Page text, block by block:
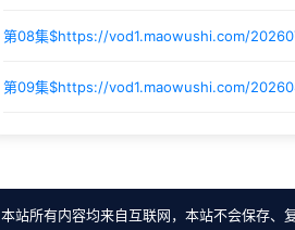
第08集$https://vod1.maowushi.com/
第09集$https://vod1.maowushi.com/
本站所有内容均来自互联网，本站不会保存、